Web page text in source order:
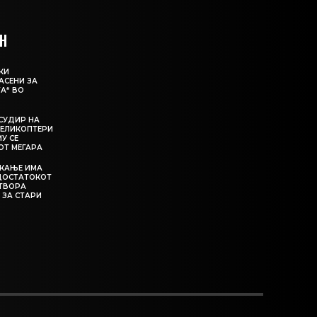
ЗА
ВО
НА
СЕ
МЕГАРА
ИМА
СТАРИ